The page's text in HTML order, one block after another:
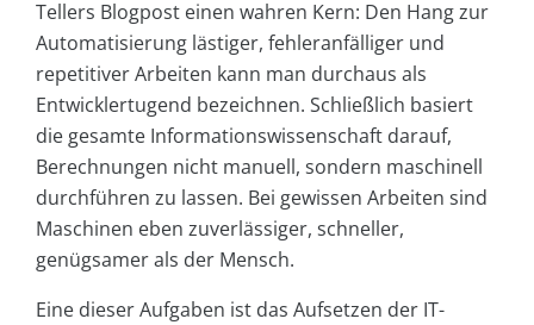
Tellers Blogpost einen wahren Kern: Den Hang zur
Automatisierung lästiger, fehleranfälliger und
repetitiver Arbeiten kann man durchaus als
Entwicklertugend bezeichnen. Schließlich basiert
die gesamte Informationswissenschaft darauf,
Berechnungen nicht manuell, sondern maschinell
durchführen zu lassen. Bei gewissen Arbeiten sind
Maschinen eben zuverlässiger, schneller,
genügsamer als der Mensch.
Eine dieser Aufgaben ist das Aufsetzen der IT-